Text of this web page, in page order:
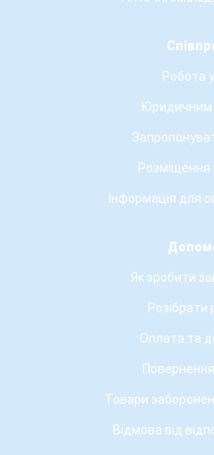
Робота
Юридичним
Розміщення
Інформація для
Як зробити
Розібрати
Оплата та
Товари
Відмова від